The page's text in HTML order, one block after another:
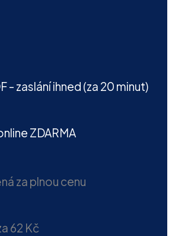
- zaslání ihned (za 20 minut)
ZDARMA
za plnou cenu
62 Kč